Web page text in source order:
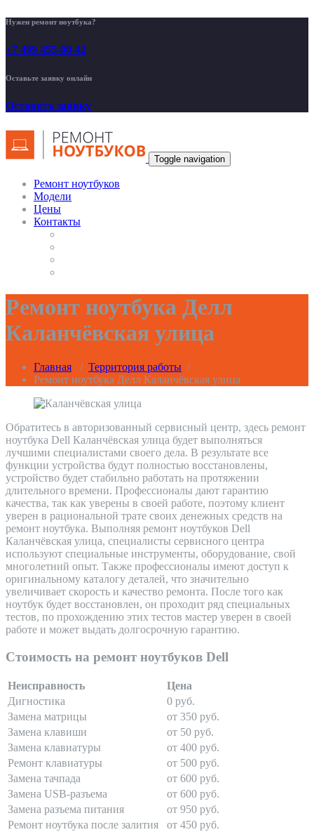
Нужен ремонт ноутбука?
+7 499 455-00-42
Оставьте заявку онлайн
Оставить заявку
Toggle navigation
Ремонт ноутбуков
Модели
Цены
Контакты
Ремонт ноутбука Делл
Каланчёвская улица
Главная / Территория работы /
Ремонт ноутбука Делл Каланчёвская улица
Обратитесь в авторизованный сервисный центр, здесь ремонт
ноутбука Dell Каланчёвская улица будет выполняться
лучшими специалистами своего дела. В результате все
функции устройства будут полностью восстановлены,
устройство будет стабильно работать на протяжении
длительного времени. Профессионалы дают гарантию
качества, так как уверены в своей работе, поэтому клиент
уверен в рациональной трате своих денежных средств на
ремонт ноутбука. Выполняя ремонт ноутбуков Dell
Каланчёвская улица, специалисты сервисного центра
используют специальные инструменты, оборудование, свой
многолетний опыт. Также профессионалы имеют доступ к
оригинальному каталогу деталей, что значительно
увеличивает скорость и качество ремонта. После того как
ноутбук будет восстановлен, он проходит ряд специальных
тестов, по прохождению этих тестов мастер уверен в своей
работе и может выдать долгосрочную гарантию.
Стоимость на ремонт ноутбуков Dell
Неисправность
Цена
Дигностика
0 руб.
Замена матрицы
от 350 руб.
Замена клавиши
от 50 руб.
Замена клавиатуры
от 400 руб.
Ремонт клавиатуры
от 500 руб.
Замена тачпада
от 600 руб.
Замена USB-разъема
от 600 руб.
Замена разъема питания
от 950 руб.
Ремонт ноутбука после залития
от 450 руб.